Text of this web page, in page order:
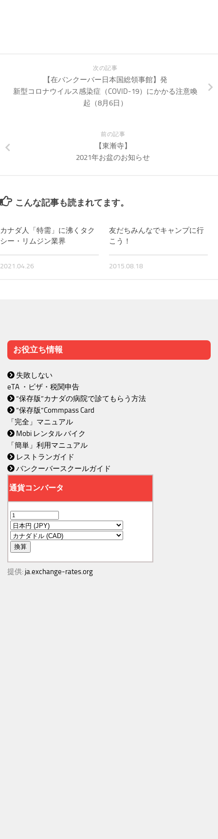
次の記事
【在バンクーバー日本国総領事館】発
新型コロナウイルス感染症（COVID-19）にかかる注意喚
起（8月6日）
前の記事
【東漸寺】
2021年お盆のお知らせ
こんな記事も読まれてます。
カナダ人「特需」に沸くタク
シー・リムジン業界
2021.04.26
友だちみんなでキャンプに行
こう！
2015.08.18
お役立ち情報
失敗しない
eTA ・ビザ・税関申告
“保存版”カナダの病院で診てもらう方法
“保存版”Commpass Card
「完全」マニュアル
Mobi レンタル バイク
「簡単」利用マニュアル
レストランガイド
バンクーバースクールガイド
提供: ja.exchange-rates.org